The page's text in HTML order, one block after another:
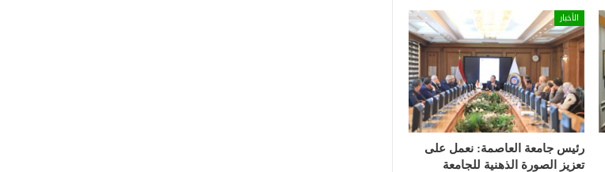
الأخبار
رئيس جامعة العاصمة: نعمل على
تعزيز الصورة الذهنية للجامعة